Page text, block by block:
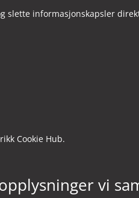
slette informasjonskapsler
Cookie Hub.
vi